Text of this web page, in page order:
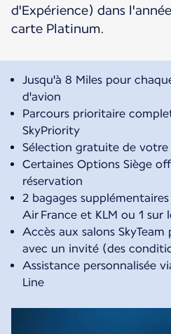
d'Expérience) dans
carte Platinum.
Jusqu'à 8 Miles pour
d'avion
Parcours prioritaire
SkyPriority
Sélection gratuite de votre
Certaines Options Siège
réservation
2 bagages
Air France et KLM ou 1 sur
Accès aux salons
avec un invité (des
Assistance personnalisée
Line